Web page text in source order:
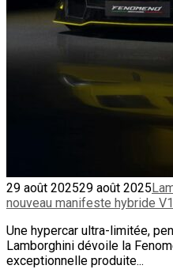
29 août 202529 août 2025
nouveau manifeste hybride
Une hypercar ultra-limitée,
Lamborghini dévoile la
exceptionnelle produite...